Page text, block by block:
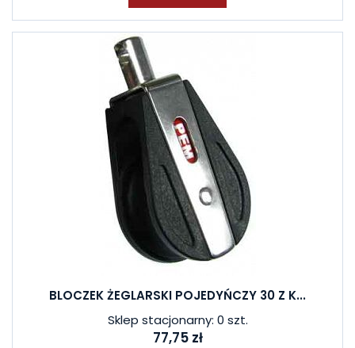
BLOCZEK ŻEGLARSKI POJEDYŃCZY 30 Z K...
Sklep stacjonarny: 0 szt.
77,75 zł